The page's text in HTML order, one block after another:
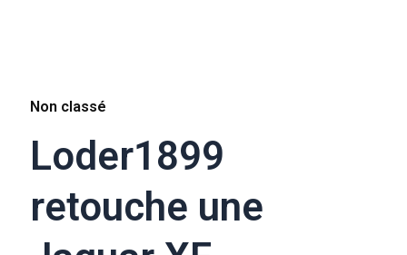
Non classé
Loder1899
retouche une